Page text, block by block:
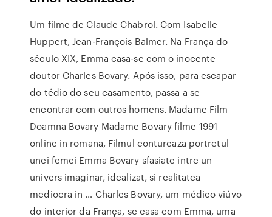
Um filme de Claude Chabrol. Com Isabelle
Huppert, Jean-François Balmer. Na França do
século XIX, Emma casa-se com o inocente
doutor Charles Bovary. Após isso, para escapar
do tédio do seu casamento, passa a se
encontrar com outros homens. Madame Film
Doamna Bovary Madame Bovary filme 1991
online in romana, Filmul contureaza portretul
unei femei Emma Bovary sfasiate intre un
univers imaginar, idealizat, si realitatea
mediocra in … Charles Bovary, um médico viúvo
do interior da França, se casa com Emma, uma